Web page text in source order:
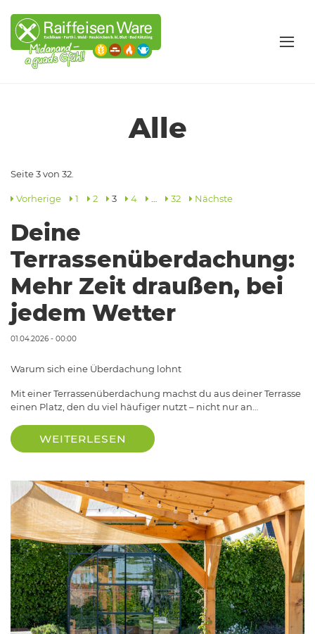
Alle
Seite 3 von 32.
Vorherige 1 2 3 4 32 Nächste
Deine
Terrassenüberdachung:
Mehr Zeit draußen, bei
jedem Wetter
01.04.2026 - 00:00
Warum sich eine Überdachung lohnt
Mit einer Terrassenüberdachung machst du aus deiner Terrasse
einen Platz, den du viel häufiger nutzt – nicht nur an…
WEITERLESEN